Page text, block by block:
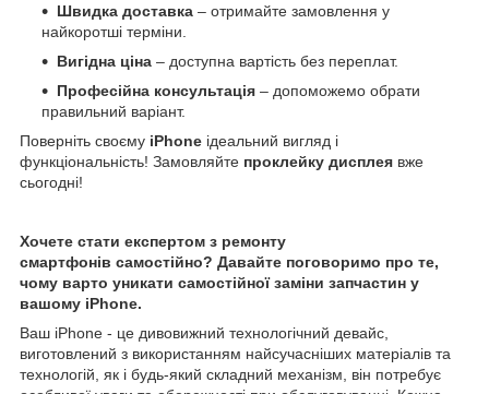
Швидка доставка – отримайте замовлення у
найкоротші терміни.
Вигідна ціна – доступна вартість без переплат.
Професійна консультація – допоможемо обрати
правильний варіант.
Поверніть своєму iPhone ідеальний вигляд і
функціональність! Замовляйте проклейку дисплея вже
сьогодні!
Хочете стати експертом з ремонту
смартфонів самостійно? Давайте поговоримо про те,
чому варто уникати самостійної заміни запчастин у
вашому iPhone.
Ваш iPhone - це дивовижний технологічний девайс,
виготовлений з використанням найсучасніших матеріалів та
технологій, як і будь-який складний механізм, він потребує